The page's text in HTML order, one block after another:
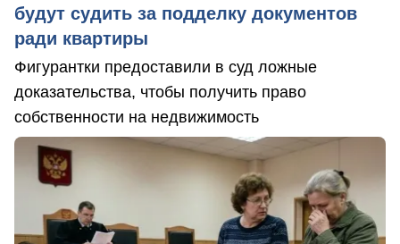
будут судить за подделку документов
ради квартиры
Фигурантки предоставили в суд ложные
доказательства, чтобы получить право
собственности на недвижимость